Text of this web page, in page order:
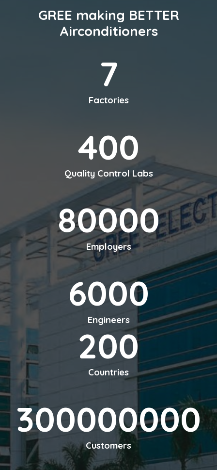
GREE making BETTER
Airconditioners
7
Factories
400
Quality Control Labs
80000
Employers
6000
Engineers
200
Countries
300000000
Customers